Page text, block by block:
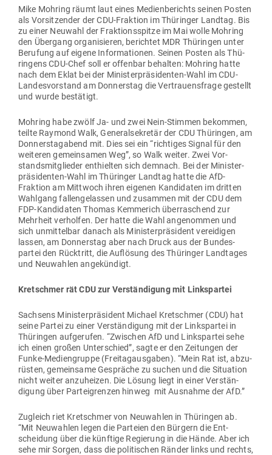
Mike Mohring räumt laut eines Medi­en­be­richts seinen Posten
als Vor­sit­zender der CDU-Fraktion im Thü­ringer Landtag. Bis
zu einer Neuwahl der Frak­ti­ons­spitze im Mai wolle Mohring
den Übergang orga­ni­sieren, berichtet MDR Thü­ringen unter
Berufung auf eigene Infor­ma­tionen. Seinen Posten als Thü­
ringens CDU-Chef soll er offenbar behalten: Mohring hatte
nach dem Eklat bei der Minis­ter­prä­si­denten-Wahl im CDU-
Lan­des­vor­stand am Don­nerstag die Ver­trau­ens­frage gestellt
und wurde bestätigt.
Mohring habe zwölf Ja- und zwei Nein-Stimmen bekommen,
teilte Raymond Walk, Gene­ral­se­kretär der CDU Thü­ringen, am
Don­ners­tag­abend mit. Dies sei ein “rich­tiges Signal für den
wei­teren gemein­samen Weg”, so Walk weiter. Zwei Vor­
stands­mit­glieder ent­hielten sich demnach. Bei der Minis­ter­
prä­si­denten-Wahl im Thü­ringer Landtag hatte die AfD-
Fraktion am Mittwoch ihren eigenen Kan­di­daten im dritten
Wahlgang fal­len­ge­lassen und zusammen mit der CDU dem
FDP-Kan­di­daten Thomas Kem­merich über­ra­schend zur
Mehrheit ver­holfen. Der hatte die Wahl ange­nommen und
sich unmit­telbar danach als Minis­ter­prä­sident ver­ei­digen
lassen, am Don­nerstag aber nach Druck aus der Bun­des­
partei den Rück­tritt, die Auf­lösung des Thü­ringer Land­tages
und Neu­wahlen angekündigt.
Kret­schmer rät CDU zur Ver­stän­digung mit Linkspartei
Sachsens Minis­ter­prä­sident Michael Kret­schmer (CDU) hat
seine Partei zu einer Ver­stän­digung mit der Links­partei in
Thü­ringen auf­ge­rufen. “Zwi­schen AfD und Links­partei sehe
ich einen großen Unter­schied”, sagte er den Zei­tungen der
Funke-Medi­en­gruppe (Frei­tag­aus­gaben). “Mein Rat ist, abzu­
rüsten, gemeinsame Gespräche zu suchen und die Situation
nicht weiter anzu­heizen. Die Lösung liegt in einer Ver­stän­
digung über Par­tei­grenzen hinweg  mit Aus­nahme der AfD.”
Zugleich riet Kret­schmer von Neu­wahlen in Thü­ringen ab.
“Mit Neu­wahlen legen die Par­teien den Bürgern die Ent­
scheidung über die künftige Regierung in die Hände. Aber ich
sehe mir Sorgen, dass die poli­ti­schen Ränder links und rechts,